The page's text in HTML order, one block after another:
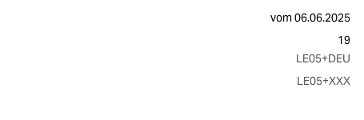
vom06.06.2025
19
LE05+DEU
LE05+XXX